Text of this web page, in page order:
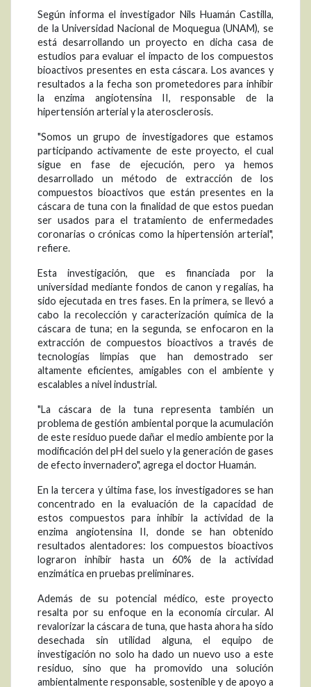
Según informa el investigador Nils Huamán Castilla,
de la Universidad Nacional de Moquegua (UNAM), se
está desarrollando un proyecto en dicha casa de
estudios para evaluar el impacto de los compuestos
bioactivos presentes en esta cáscara. Los avances y
resultados a la fecha son prometedores para inhibir
la enzima angiotensina II, responsable de la
hipertensión arterial y la aterosclerosis.
"Somos un grupo de investigadores que estamos
participando activamente de este proyecto, el cual
sigue en fase de ejecución, pero ya hemos
desarrollado un método de extracción de los
compuestos bioactivos que están presentes en la
cáscara de tuna con la finalidad de que estos puedan
ser usados para el tratamiento de enfermedades
coronarias o crónicas como la hipertensión arterial",
refiere.
Esta investigación, que es financiada por la
universidad mediante fondos de canon y regalías, ha
sido ejecutada en tres fases. En la primera, se llevó a
cabo la recolección y caracterización química de la
cáscara de tuna; en la segunda, se enfocaron en la
extracción de compuestos bioactivos a través de
tecnologías limpias que han demostrado ser
altamente eficientes, amigables con el ambiente y
escalables a nivel industrial.
"La cáscara de la tuna representa también un
problema de gestión ambiental porque la acumulación
de este residuo puede dañar el medio ambiente por la
modificación del pH del suelo y la generación de gases
de efecto invernadero", agrega el doctor Huamán.
En la tercera y última fase, los investigadores se han
concentrado en la evaluación de la capacidad de
estos compuestos para inhibir la actividad de la
enzima angiotensina II, donde se han obtenido
resultados alentadores: los compuestos bioactivos
lograron inhibir hasta un 60% de la actividad
enzimática en pruebas preliminares.
Además de su potencial médico, este proyecto
resalta por su enfoque en la economía circular. Al
revalorizar la cáscara de tuna, que hasta ahora ha sido
desechada sin utilidad alguna, el equipo de
investigación no solo ha dado un nuevo uso a este
residuo, sino que ha promovido una solución
ambientalmente responsable, sostenible y de apoyo a